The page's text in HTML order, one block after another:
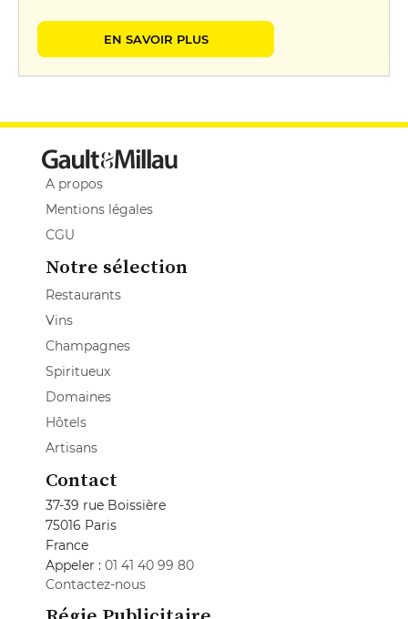
EN SAVOIR PLUS
A propos
Mentions légales
CGU
Notre sélection
Restaurants
Vins
Champagnes
Spiritueux
Domaines
Hôtels
Artisans
Contact
37-39 rue Boissière
75016 Paris
France
Appeler : 01 41 40 99 80
Contactez-nous